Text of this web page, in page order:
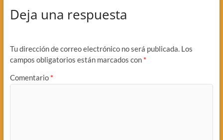
Deja una respuesta
Tu dirección de correo electrónico no será publicada. Los
campos obligatorios están marcados con *
Comentario *